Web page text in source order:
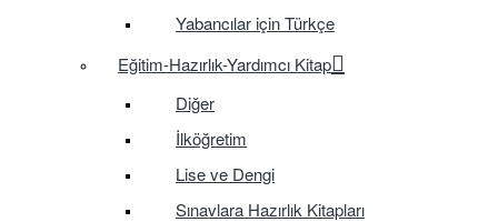
Yabancılar için Türkçe
Eğitim-Hazırlık-Yardımcı Kitap
Diğer
İlköğretim
Lise ve Dengi
Sınavlara Hazırlık Kitapları